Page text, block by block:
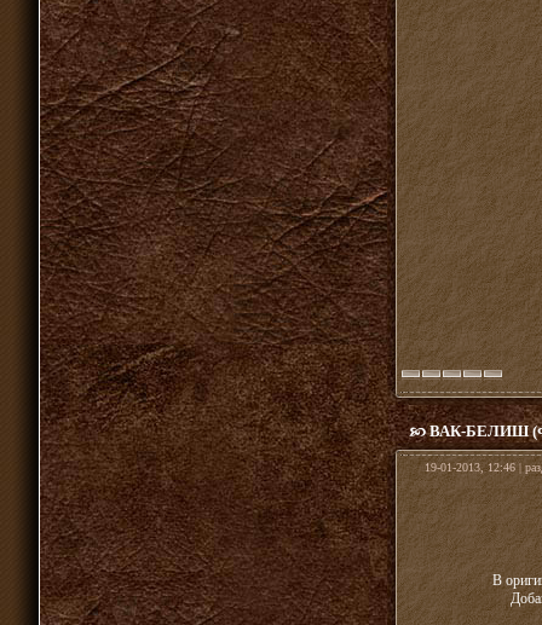
ВАК-БЕЛИШ
19-01-2013, 12:46 |
В